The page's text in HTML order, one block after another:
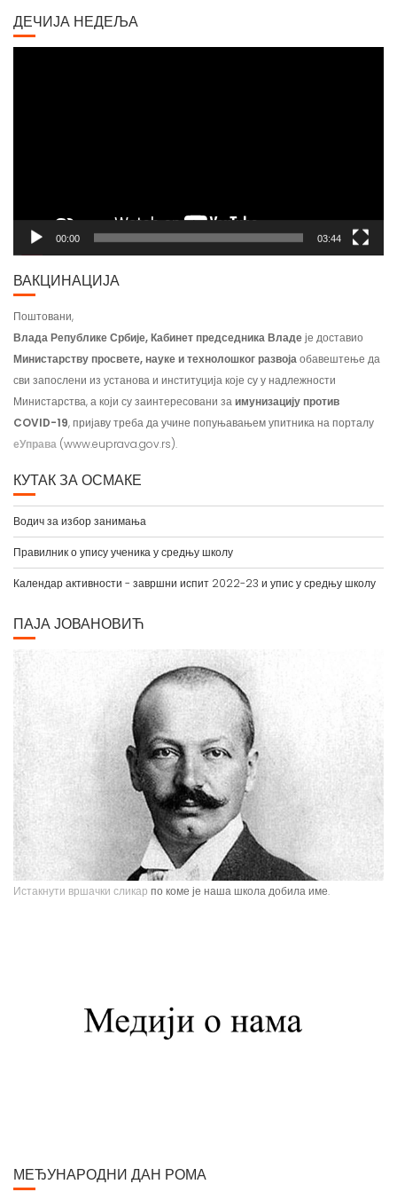
ДЕЧИЈА НЕДЕЉА
00:00 03:44
ВАКЦИНАЦИЈА
Поштовани,
Влада Републике Србије, Кабинет председника Владеје доставио
Министарству просвете, науке и технолошког развојаобавештење да
сви запослени из установа и институција које су у надлежности
Министарства, а који су заинтересовани заимунизацију против
COVID-19, пријаву треба да учине попуњавањем упитника на порталу
еУправа (www.euprava.gov.rs).
КУТАК ЗА ОСМАКЕ
Водич за избор занимања
Правилник о упису ученика у средњу школу
Календар активности - завршни испит 2022-23 и упис у средњу школу
ПАЈА ЈОВАНОВИЋ
Истакнути вршачки сликар по коме је наша школа добила име.
Америци. Од 1900. године углавном ради у Паризу и Бечу. После Првог
светског рата боравио је дуже време у Београду и Букурешту. Излагао је
Албаније. Од свих дама које су се нашле на његовом платну, љубав
МЕЂУНАРОДНИ ДАН РОМА